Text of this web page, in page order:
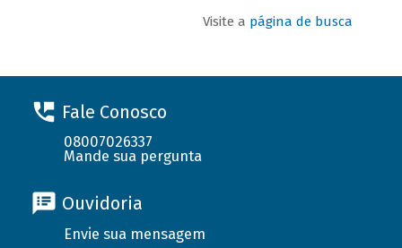
Visite a página de busca
Fale Conosco
08007026337
Mande sua pergunta
Ouvidoria
Envie sua mensagem